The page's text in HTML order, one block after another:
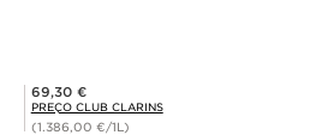
Preço Club Clarins 69,30 €
69,30 €
PREÇO CLUB CLARINS
(1.386,00 €/1L)